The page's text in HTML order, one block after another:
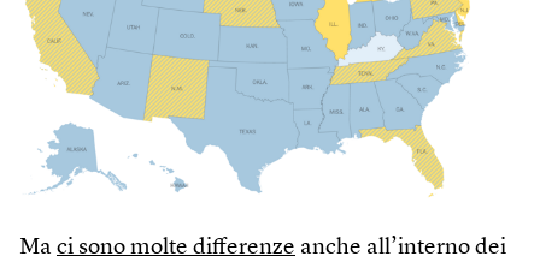
Ma ci sono molte differenze anche all’interno dei